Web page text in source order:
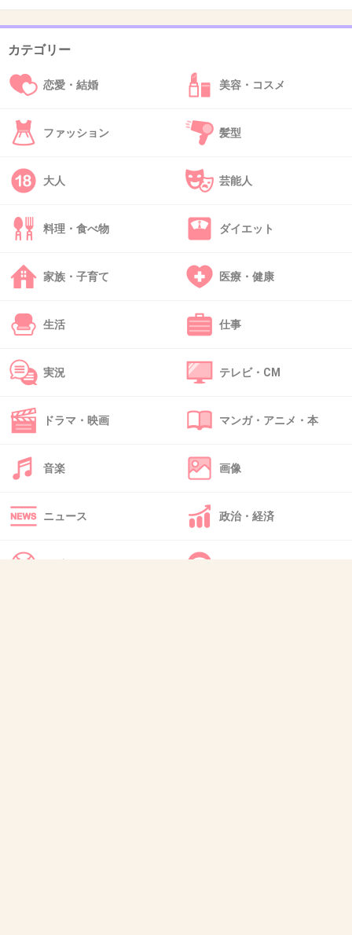
可愛い女の子にしたい！「父親の遺伝子」
11月6日)｜ウーマンエキサイト(1/3)
www.google.co.jp
なるところ。傾向として…(1/3)
伝は、父親の遺伝子の方が母親のものよりも優勢的に遺伝
する”ことが判明したそうです。
46. 匿名 2019/01/08(火) 20:42:35
父親かな
47. 匿名 2019/01/08(火) 20:44:09
父方の従姉妹とよく似てると言われる。
カテゴリー
恋愛・結婚 美容・コスメ
ファッション 髪型
大人 芸能人
料理・食べ物 ダイエット
家族・子育て 医療・健康
生活 仕事
実況 テレビ・CM
ドラマ・映画 マンガ・アニメ・本
音楽 画像
ニュース 政治・経済